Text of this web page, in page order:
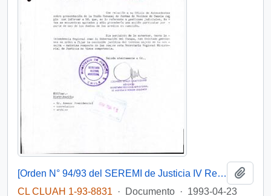
[Orden N° 94/93 del SEREMI de Justicia IV Región]
CL CLUAH 1-93-8831
· Documento · 1993-04-23